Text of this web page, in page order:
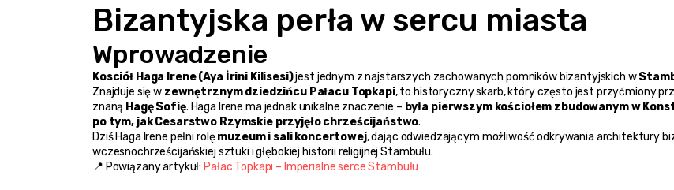
Bizantyjska perła w sercu miasta
Wprowadzenie
Kosciół Haga Irene (Aya İrini Kilisesi) jest jednym z najstarszych zachowanych pomników bizantyjskich w
Znajduje się w zewnętrznym dziedzińcu Pałacu Topkapi, to historyczny skarb, który często jest przyćmiony
znaną Hagę Sofię. Haga Irene ma jednak unikalne znaczenie – była pierwszym kościołem zbudowanym w
po tym, jak Cesarstwo Rzymskie przyjęło chrześcijaństwo.
Dziś Haga Irene pełni rolę muzeum i sali koncertowej, dając odwiedzającym możliwość odkrywania architektury
wczesnochrześcijańskiej sztuki i głębokiej historii religijnej Stambułu.
📍 Powiązany artykuł: Pałac Topkapi – Imperialne serce Stambułu